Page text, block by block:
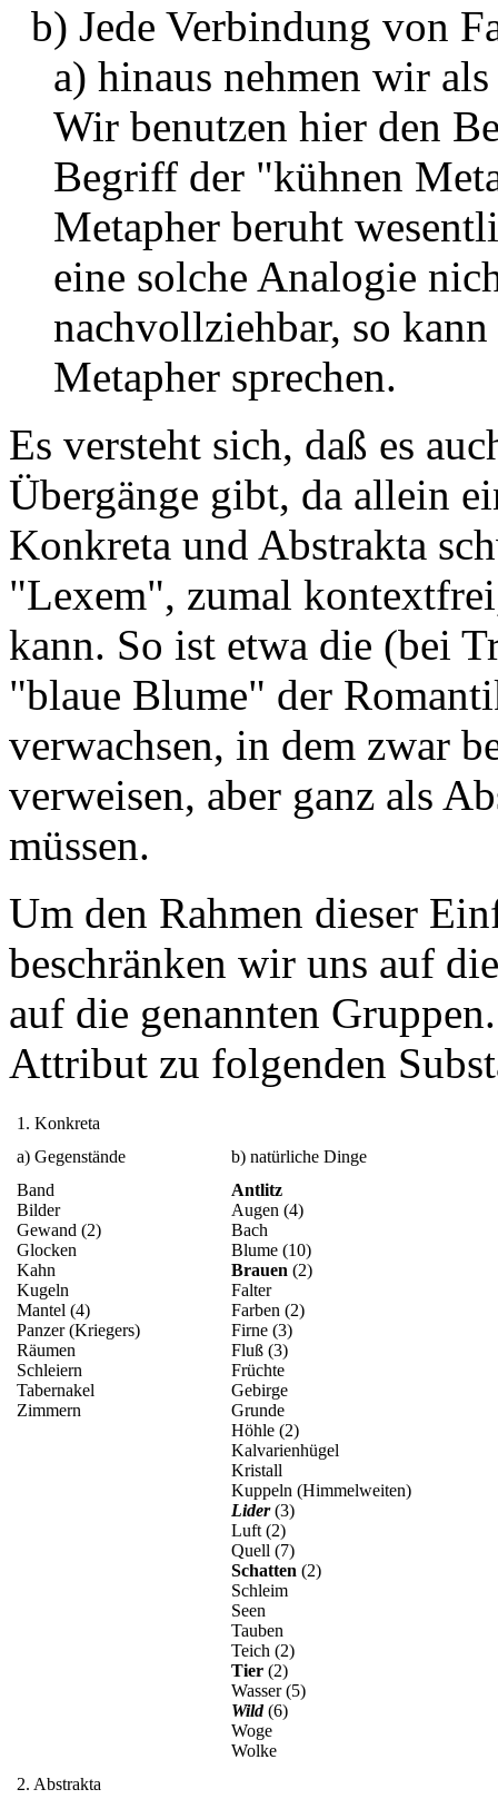
b) Jede Verbindung von
a) hinaus nehmen wir
Wir benutzen hier den
Begriff der "kühnen
Metapher beruht
eine solche Analogie
nachvollziehbar, so
Metapher sprechen.
Es versteht sich, daß es
Übergänge gibt, da allein
Konkreta und Abstrakta
"Lexem", zumal
kann. So ist etwa die (bei
"blaue Blume" der
verwachsen, in dem zwar
verweisen, aber ganz als
müssen.
Um den Rahmen dieser
beschränken wir uns auf
auf die genannten
Attribut zu folgenden
1. Konkreta
a) Gegenstände
b) natürliche Dinge
Band
Bilder
Gewand (2)
Glocken
Kahn
Kugeln
Mantel (4)
Panzer (Kriegers)
Räumen
Schleiern
Tabernakel
Zimmern
Antlitz
Augen (4)
Bach
Blume (10)
Brauen (2)
Falter
Farben (2)
Firne (3)
Fluß (3)
Früchte
Gebirge
Grunde
Höhle (2)
Kalvarienhügel
Kristall
Kuppeln (Himmelweiten)
Lider(3)
Luft (2)
Quell (7)
Schatten (2)
Schleim
Seen
Tauben
Teich (2)
Tier (2)
Wasser (5)
Wild(6)
Woge
Wolke
2. Abstrakta